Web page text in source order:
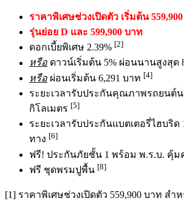
ราคาพิเศษช่วงเปิดตัว เริ่มต้น
รุ่นย่อย D และ 599,900 บาท
ดอกเบี้ยพิเศษ 2.39% [2]
หรือ ดาวน์เริ่มต้น 5% ผ่อนนานสูงสุด
หรือ ผ่อนเริ่มต้น 6,291 บาท [4]
ระยะเวลารับประกันคุณภาพรถยนต์น
กิโลเมตร [5]
ระยะเวลารับประกันแบตเตอรี่ไฮบริด
ทาง [6]
ฟรี! ประกันภัยชั้น 1 พร้อม พ.ร.บ. คุ้ม
ฟรี ชุดพรมปูพื้น [8]
[1] ราคาพิเศษช่วงเปิดตัว 559,900 บาท สำ